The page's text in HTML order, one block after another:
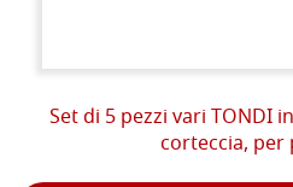
Set di 5 pezzi vari TONDI
corteccia,